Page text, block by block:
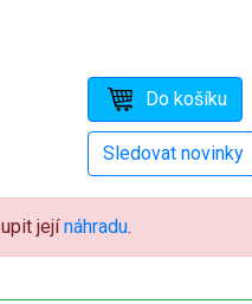
jejínáhradu.